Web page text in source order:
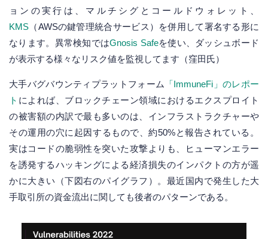
ョンの実行は、マルチシグとコールドウォレット、
KMS （AWSの鍵管理統合サービス）を併用して署名する形に
なります。異常検知ではGnosis Safeを使い、ダッシュボード
が表示する様々なリスク値を監視してます（窪田氏）
大手バグバウンティプラットフォーム
「ImmuneFi」のレポー
ト によれば、ブロックチェーン領域におけるエクスプロイト
の被害額の内訳で最も多いのは、インフラストラクチャーや
その運用の穴に起因するもので、約50%と報告されている。
実はコードの脆弱性を突いた攻撃よりも、ヒューマンエラー
を誘発するハッキングによる経済損失のインパクトの方が遥
かに大きい（下図右のパイグラフ）。最近国内で発生した大
手取引所の資金流出に関しても後者のパターンである。